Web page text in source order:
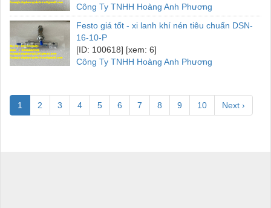
Công Ty TNHH Hoàng Anh Phương
Festo giá tốt - xi lanh khí nén tiêu chuẩn DSN-
16-10-P
[ID: 100618] [xem: 6]
Công Ty TNHH Hoàng Anh Phương
1 2 3 4 5 6 7 8 9 10 Next ›